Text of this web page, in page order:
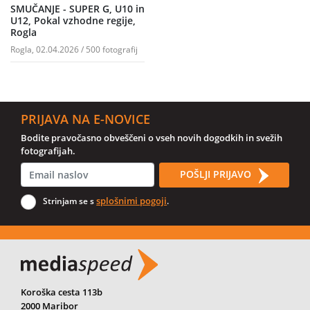
(50) Jure Rakuša (SK Pohorje) – 0:43.47
(53) Štefan Jamšek (AŠ Rogla) – +1.40
(54) Marko Alain Podkubovšek (AŠ Rogla) – +9.37
(48) Patrik Paradiž (SŠK) – +9.97
(49) Filip Merkač (Fužinar Ravne) – +17.27
(52) Ksaver Golob (Fužinar Ravne) – +22.45
(55) Mark Zih (Fužinar Ravne) – DNS
SMUČANJE - SUPER G, U10 in
U12, Pokal vzhodne regije,
Rogla
Rogla, 02.04.2026 / 500 fotografij
PRIJAVA NA E-NOVICE
Bodite pravočasno obveščeni o vseh novih dogodkih in svežih
fotografijah.
POŠLJI PRIJAVO
Strinjam se ssplošnimi pogoji.
Koroška cesta 113b
2000 Maribor